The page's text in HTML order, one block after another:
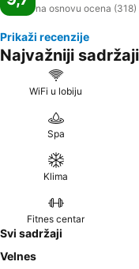
na osnovu ocena
Prikaži recenzije
Najvažniji sadržaji
WiFi u lobiju
Spa
Klima
Fitnes centar
Svi sadržaji
Velnes